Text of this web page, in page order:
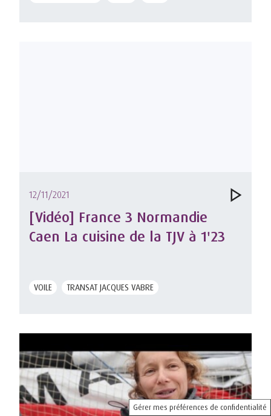
12/11/2021
[Vidéo] France 3 Normandie
Caen La cuisine de la TJV à 1'23
VOILE TRANSAT JACQUES VABRE
Gérer mes préférences de confidentialité